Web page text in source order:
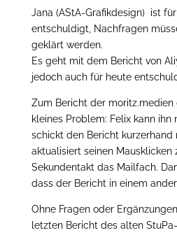
Jana (AStA-Grafikdesign) ist
entschuldigt, Nachfragen
geklärt werden.
Es geht mit dem Bericht von
jedoch auch für heute
Zum Bericht der
kleines Problem: Felix kann ihn
schickt den Bericht kurzerhand
aktualisiert seinen Mausklicken
Sekundentakt das Mailfach.
dass der Bericht in einem
Ohne Fragen oder
letzten Bericht des alten